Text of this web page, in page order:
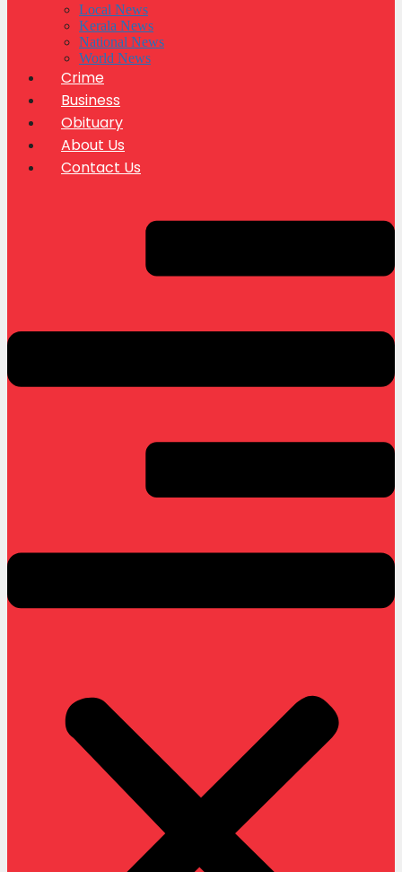
Local News
Kerala News
National News
World News
Crime
Business
Obituary
About Us
Contact Us